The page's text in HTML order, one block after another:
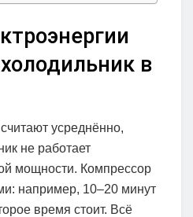
в
усреднённо,
не работает
мощности. Компрессор
например, 10–20 минут
время стоит. Всё